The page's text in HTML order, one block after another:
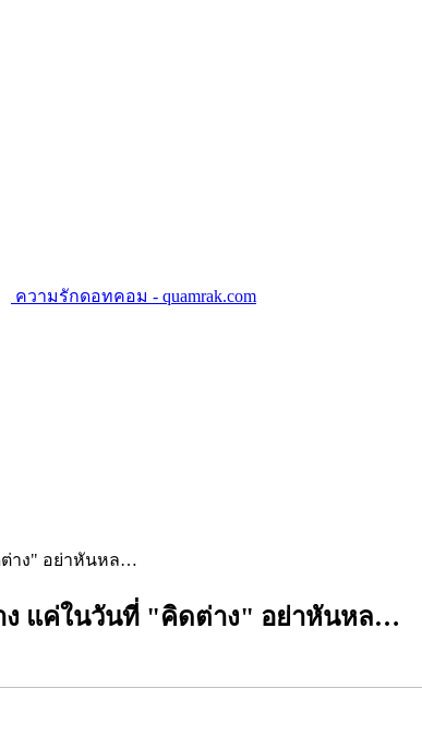
ความรักดอทคอม - quamrak.com
าง" อย่าหันหล…
แค่ในวันที่ "คิดต่าง" อย่าหันหล…